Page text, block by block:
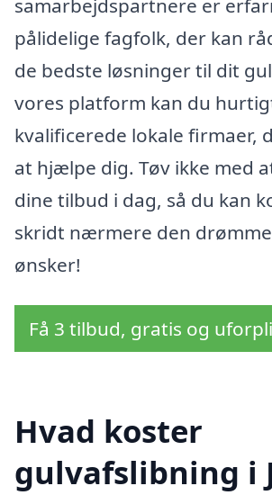
samarbejdspartnere er
pålidelige fagfolk, der kan
de bedste løsninger til dit
vores platform kan du
kvalificerede lokale firmaer,
at hjælpe dig. Tøv ikke med
dine tilbud i dag, så du kan
skridt nærmere den
ønsker!
Få 3 tilbud, gratis og
Hvad koster
gulvafslibning i